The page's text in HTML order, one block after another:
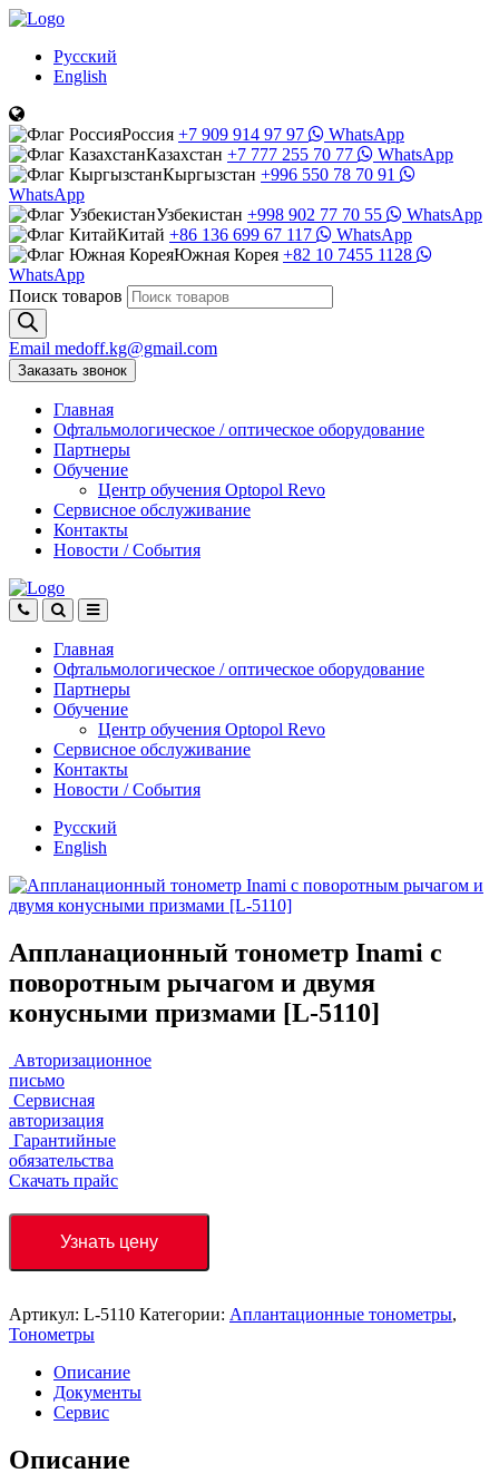
Русский
English
Россия +7 909 914 97 97
WhatsApp
Казахстан +7 777 255 70 77
WhatsApp
Кыргызстан +996 550 78 70 91
WhatsApp
Узбекистан +998 902 77 70 55
WhatsApp
Китай +86 136 699 67 117
WhatsApp
Южная Корея +82 10 7455 1128
WhatsApp
Поиск товаров
Email medoff.kg@gmail.com
Заказать звонок
Главная
Офтальмологическое / оптическое оборудование
Партнеры
Обучение
Центр обучения Оptopol Revo
Сервисное обслуживание
Контакты
Новости / События
Главная
Офтальмологическое / оптическое оборудование
Партнеры
Обучение
Центр обучения Оptopol Revo
Сервисное обслуживание
Контакты
Новости / События
Русский
English
Аппланационный тонометр Inami с
поворотным рычагом и двумя
конусными призмами [L-5110]
Авторизационное
письмо
Сервисная
авторизация
Гарантийные
обязательства
Скачать прайс
Узнать цену
Артикул: L-5110 Категории: Аплантационные тонометры,
Тонометры
Описание
Документы
Сервис
Описание